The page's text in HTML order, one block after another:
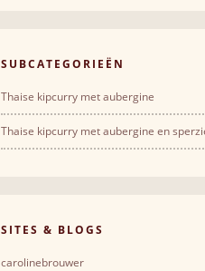
SUBCATEGORIEËN
Thaise kipcurry met aubergine
Thaise kipcurry met aubergine en
SITES & BLOGS
carolinebrouwer